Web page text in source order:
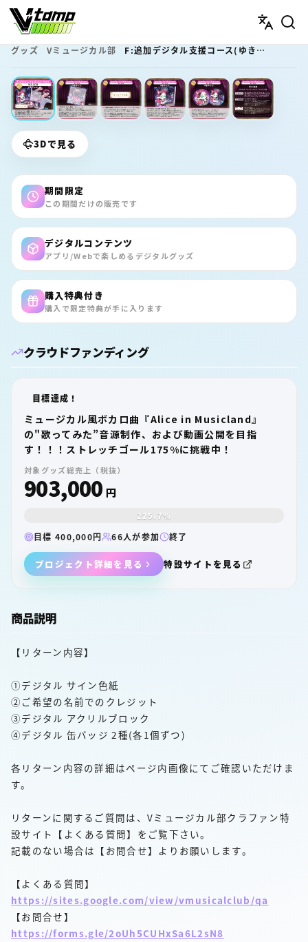
V-tamp（ブイタンプ）
グッズ Vミュージカル部 F:追加デジタル支援コース(ゆきやver.)
期間限定
3Dで見る
期間限定
この期間だけの販売です
デジタルコンテンツ
アプリ/Webで楽しめるデジタルグッズ
購入特典付き
購入で限定特典が手に入ります
クラウドファンディング
目標達成！
ミュージカル風ボカロ曲『Alice in Musicland』
の"歌ってみた”音源制作、および動画公開を目指
す！！！ストレッチゴール175%に挑戦中！
対象グッズ総売上（税抜）
903,000 円
225.7%
目標 400,000円 66人が参加 終了
プロジェクト詳細を見る 特設サイトを見る
商品説明
【リターン内容】
①デジタル サイン色紙
②ご希望の名前でのクレジット
③デジタル アクリルブロック
④デジタル 缶バッジ 2種(各1個ずつ)
各リターン内容の詳細はページ内画像にてご確認いただけま
す。
リターンに関するご質問は、Vミュージカル部クラファン特
設サイト【よくある質問】をご覧下さい。
記載のない場合は【お問合せ】よりお願いします。
【よくある質問】
https://sites.google.com/view/vmusicalclub/qa
【お問合せ】
https://forms.gle/2oUh5CUHxSa6L2sN8